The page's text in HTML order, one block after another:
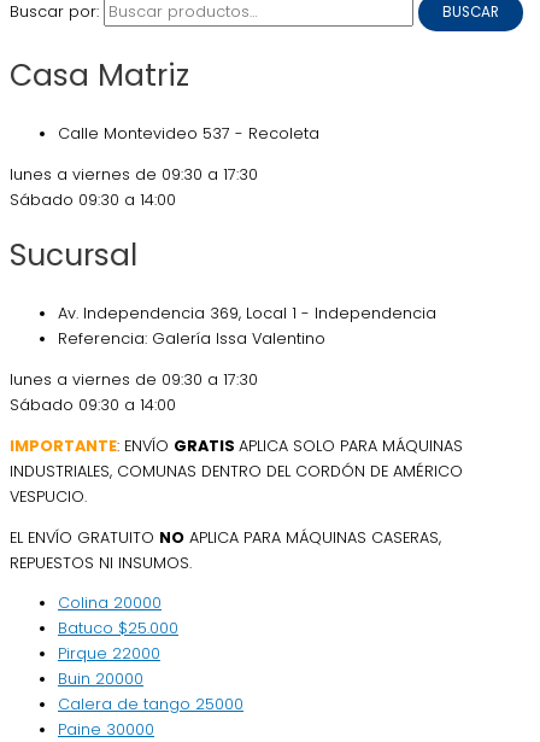
Buscar por: BUSCAR
Casa Matriz
Calle Montevideo 537 - Recoleta
lunes a viernes de 09:30 a 17:30
Sábado 09:30 a 14:00
Sucursal
Av. Independencia 369, Local 1 - Independencia
Referencia: Galería Issa Valentino
lunes a viernes de 09:30 a 17:30
Sábado 09:30 a 14:00
IMPORTANTE: ENVÍO GRATIS APLICA SOLO PARA MÁQUINAS
INDUSTRIALES, COMUNAS DENTRO DEL CORDÓN DE AMÉRICO
VESPUCIO.
EL ENVÍO GRATUITO NO APLICA PARA MÁQUINAS CASERAS,
REPUESTOS NI INSUMOS.
Colina 20000
Batuco $25.000
Pirque 22000
Buin 20000
Calera de tango 25000
Paine 30000